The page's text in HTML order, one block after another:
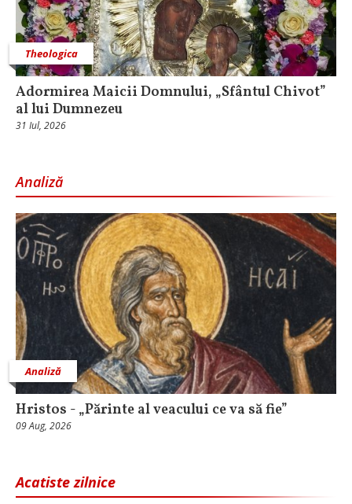
Theologica
Adormirea Maicii Domnului, „Sfântul Chivot”
al lui Dumnezeu
31 Iul, 2026
Analiză
Analiză
Hristos - „Părinte al veacului ce va să fie”
09 Aug, 2026
Acatiste zilnice